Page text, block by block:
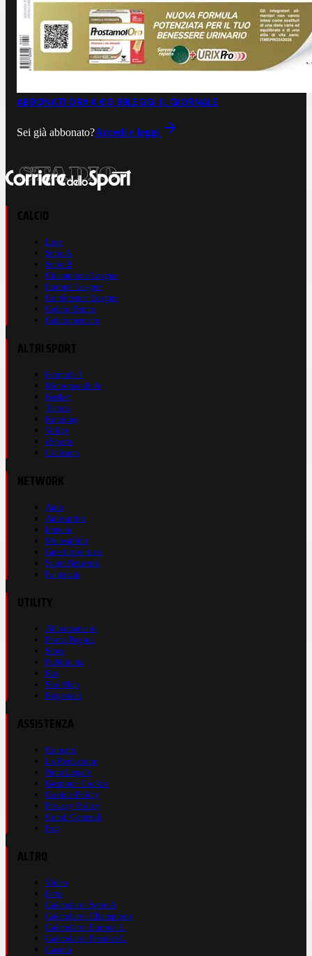
ABBONATI ORA A €0,99LEGGI IL GIORNALE
Sei già abbonato?Accedi e leggi
Live
Serie A
Serie B
Champions League
Europa League
Conference League
Calcio Estero
Calciomercato
Formula 1
Motomondiale
Basket
Tennis
Running
Volley
eSports
Ciclismo
Auto
Autosprint
Inmoto
Motosprint
Guerinsportivo
Sport Network
Fantacup
Abbonamenti
Prima Pagina
Store
Pubblicità
Rss
Site Map
Registrati
Contatti
La Redazione
Nota Legale
Gestione Cookie
Cookie Policy
Privacy Policy
Cond. Generali
Faq
Video
Foto
Calendario Serie A
Calendario Champions
Calendario Europa L.
Calendario Premier L.
Casinò